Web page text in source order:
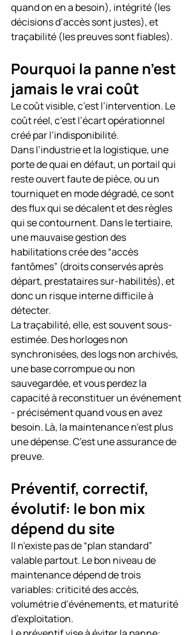
quand on en a besoin), intégrité (les
décisions d’accès sont justes), et
traçabilité (les preuves sont fiables).
Pourquoi la panne n’est
jamais le vrai coût
Le coût visible, c’est l’intervention. Le
coût réel, c’est l’écart opérationnel
créé par l’indisponibilité.
Dans l’industrie et la logistique, une
porte de quai en défaut, un portail qui
reste ouvert faute de pièce, ou un
tourniquet en mode dégradé, ce sont
des flux qui se décalent et des règles
qui se contournent. Dans le tertiaire,
une mauvaise gestion des
habilitations crée des “accès
fantômes” (droits conservés après
départ, prestataires sur-habilités), et
donc un risque interne difficile à
détecter.
La traçabilité, elle, est souvent sous-
estimée. Des horloges non
synchronisées, des logs non archivés,
une base corrompue ou non
sauvegardée, et vous perdez la
capacité à reconstituer un événement
- précisément quand vous en avez
besoin. Là, la maintenance n’est plus
une dépense. C’est une assurance de
preuve.
Préventif, correctif,
évolutif: le bon mix
dépend du site
Il n’existe pas de “plan standard”
valable partout. Le bon niveau de
maintenance dépend de trois
variables: criticité des accès,
volumétrie d’événements, et maturité
d’exploitation.